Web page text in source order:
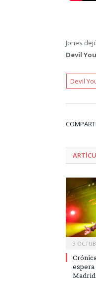
Jones
Devil
Devil
3
Madrid